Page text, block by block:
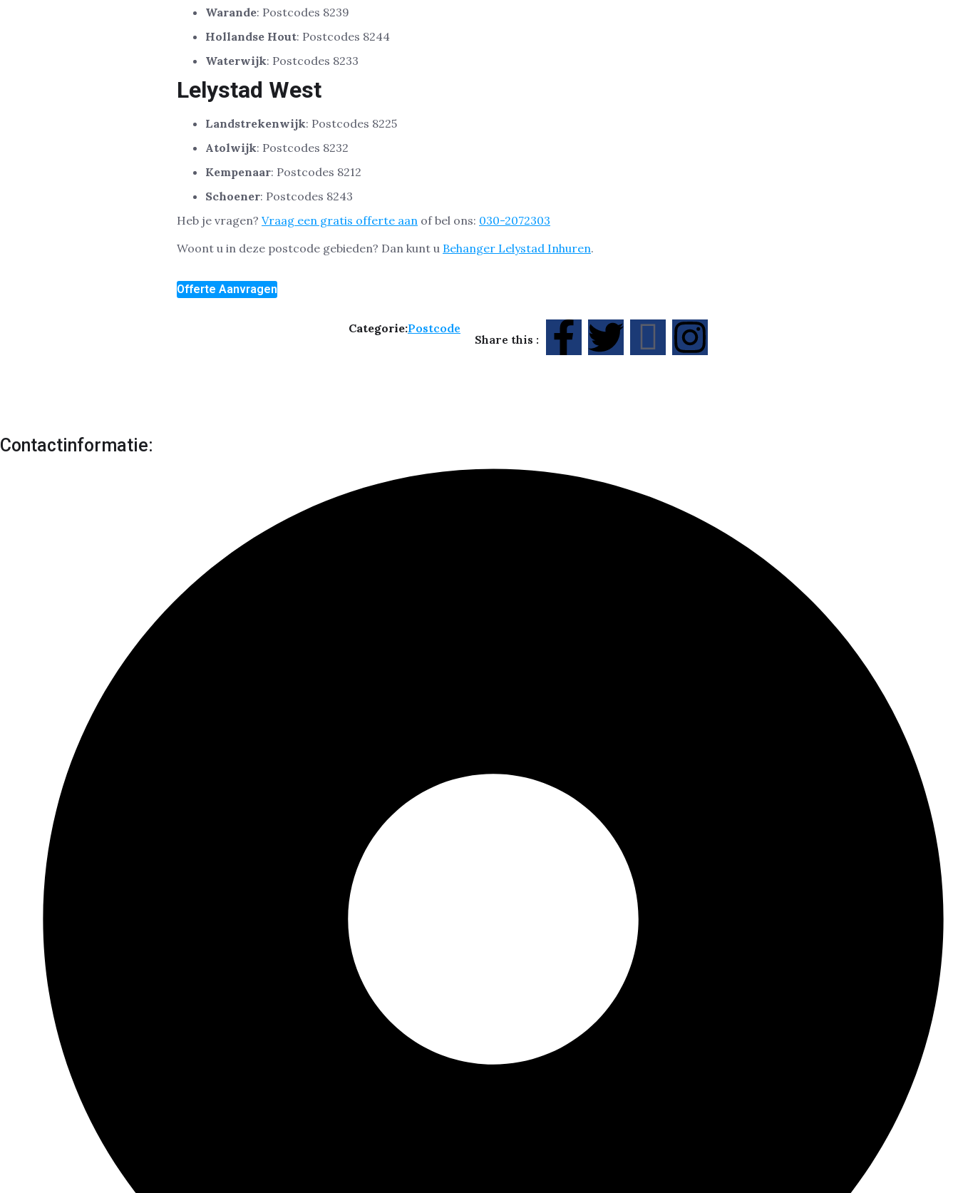
Warande: Postcodes 8239
Hollandse Hout: Postcodes 8244
Waterwijk: Postcodes 8233
Lelystad West
Landstrekenwijk: Postcodes 8225
Atolwijk: Postcodes 8232
Kempenaar: Postcodes 8212
Schoener: Postcodes 8243
Heb je vragen? Vraag een gratis offerte aan of bel ons: 030-2072303
Woont u in deze postcode gebieden? Dan kunt u Behanger Lelystad Inhuren.
Offerte Aanvragen
Categorie:Postcode
Share this :
Contactinformatie: